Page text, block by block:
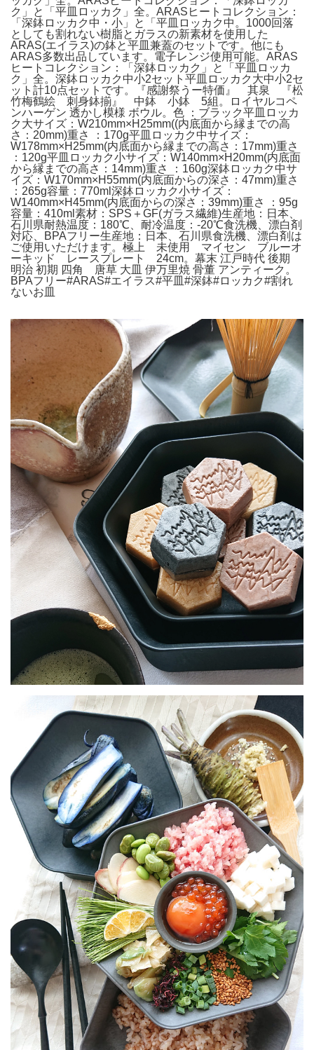
ク」と「平皿ロッカク」全。ARASヒートコレクション：
「深鉢ロッカク中・小」と「平皿ロッカク中。1000回落
としても割れない樹脂とガラスの新素材を使用した
ARAS(エイラス)の鉢と平皿兼蓋のセットです。他にも
ARAS多数出品しています。電子レンジ使用可能。ARAS
ヒートコレクション：「深鉢ロッカク」と「平皿ロッカ
ク」全。深鉢ロッカク中小2セット平皿ロッカク大中小2セ
ット計10点セットです。『感謝祭うー特価』 其泉 『松
竹梅鶴絵 刺身鉢揃』 中鉢 小鉢 5組。ロイヤルコペ
ンハーゲン 透かし模様 ボウル。色 ：ブラック平皿ロッカ
ク大サイズ：W210mm×H25mm((内底面から縁までの高
さ：20mm)重さ ：170g平皿ロッカク中サイズ：
W178mm×H25mm(内底面から縁までの高さ：17mm)重さ
：120g平皿ロッカク小サイズ：W140mm×H20mm(内底面
から縁までの高さ：14mm)重さ ：160g深鉢ロッカク中サ
イズ：W170mm×H55mm(内底面からの深さ：47mm)重さ
：265g容量：770ml深鉢ロッカク小サイズ：
W140mm×H45mm(内底面からの深さ：39mm)重さ ：95g
容量：410ml素材：SPS＋GF(ガラス繊維)生産地：日本、
石川県耐熱温度：180℃、耐冷温度：-20℃食洗機、漂白剤
対応、BPAフリー生産地：日本、石川県食洗機、漂白剤は
ご使用いただけます。極上 未使用 マイセン ブルーオ
ーキッド レースプレート 24cm。幕末 江戸時代 後期
明治 初期 四角 唐草 大皿 伊万里焼 骨董 アンティーク。
BPAフリー#ARAS#エイラス#平皿#深鉢#ロッカク#割れ
ないお皿